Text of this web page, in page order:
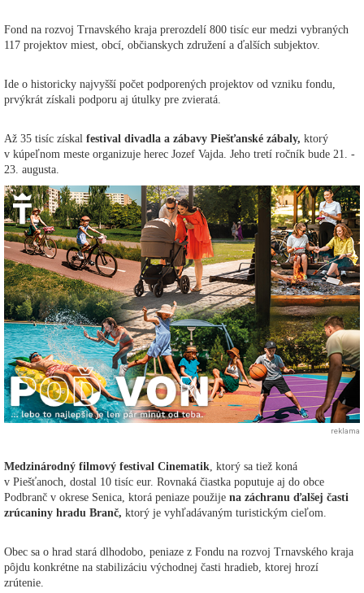
Fond na rozvoj Trnavského kraja prerozdelí 800 tisíc eur medzi vybraných
117 projektov miest, obcí, občianskych združení a ďalších subjektov.
Ide o historicky najvyšší počet podporených projektov od vzniku fondu,
prvýkrát získali podporu aj útulky pre zvieratá.
Až 35 tisíc získal festival divadla a zábavy Piešťanské zábaly, ktorý
v kúpeľnom meste organizuje herec Jozef Vajda. Jeho tretí ročník bude 21. -
23. augusta.
reklama
Medzinárodný filmový festival Cinematik, ktorý sa tiež koná
v Piešťanoch, dostal 10 tisíc eur. Rovnaká čiastka poputuje aj do obce
Podbranč v okrese Senica, ktorá peniaze použije na záchranu ďalšej časti
zrúcaniny hradu Branč, ktorý je vyhľadávaným turistickým cieľom.
Obec sa o hrad stará dlhodobo, peniaze z Fondu na rozvoj Trnavského kraja
pôjdu konkrétne na stabilizáciu východnej časti hradieb, ktorej hrozí
zrútenie.